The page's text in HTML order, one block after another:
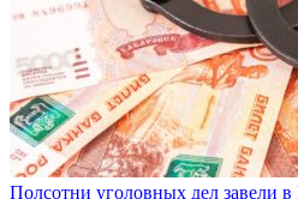
Полсотни уголовных дел завели